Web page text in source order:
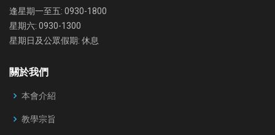
逢星期一至五: 0930-1800
星期六: 0930-1300
星期日及公眾假期: 休息
關於我們
本會介紹
教學宗旨